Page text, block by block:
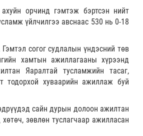
орчинд гэмтэж бэртсэн нийт
үйлчилгээ авснаас 530 нь 0-18
согог судлалын үндэсний төв
хамтын ажиллагааны хүрээнд
Яаралтай тусламжийн тасаг,
тодорхой хуваарийн ажиллаж буй
сайн дурын долоон ажилтан
зөвлөн туслагчаар ажилласан